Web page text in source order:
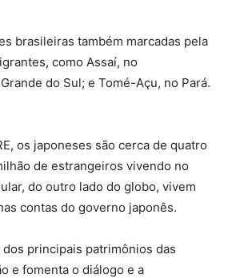
brasileiras também marcadas pela
como Assaí, no
do Sul; e Tomé-Açu, no Pará.
os japoneses são cerca de quatro
de estrangeiros vivendo no
do outro lado do globo, vivem
contas do governo japonês.
dos principais patrimônios das
e fomenta o diálogo e a